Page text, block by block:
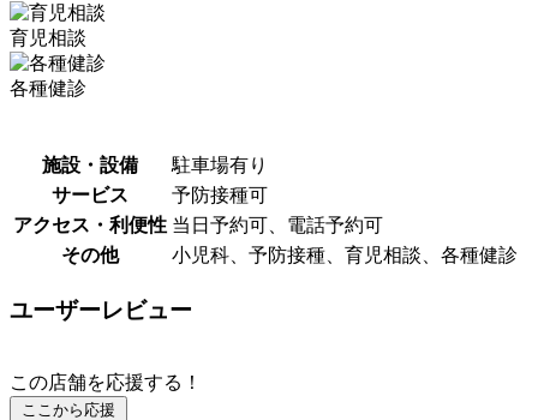
育児相談
各種健診
施設・設備
駐車場有り
サービス
予防接種可
アクセス・利便性 当日予約可、電話予約可
その他
小児科、予防接種、育児相談、各種健診
ユーザーレビュー
この店舗を応援する！
ここから応援